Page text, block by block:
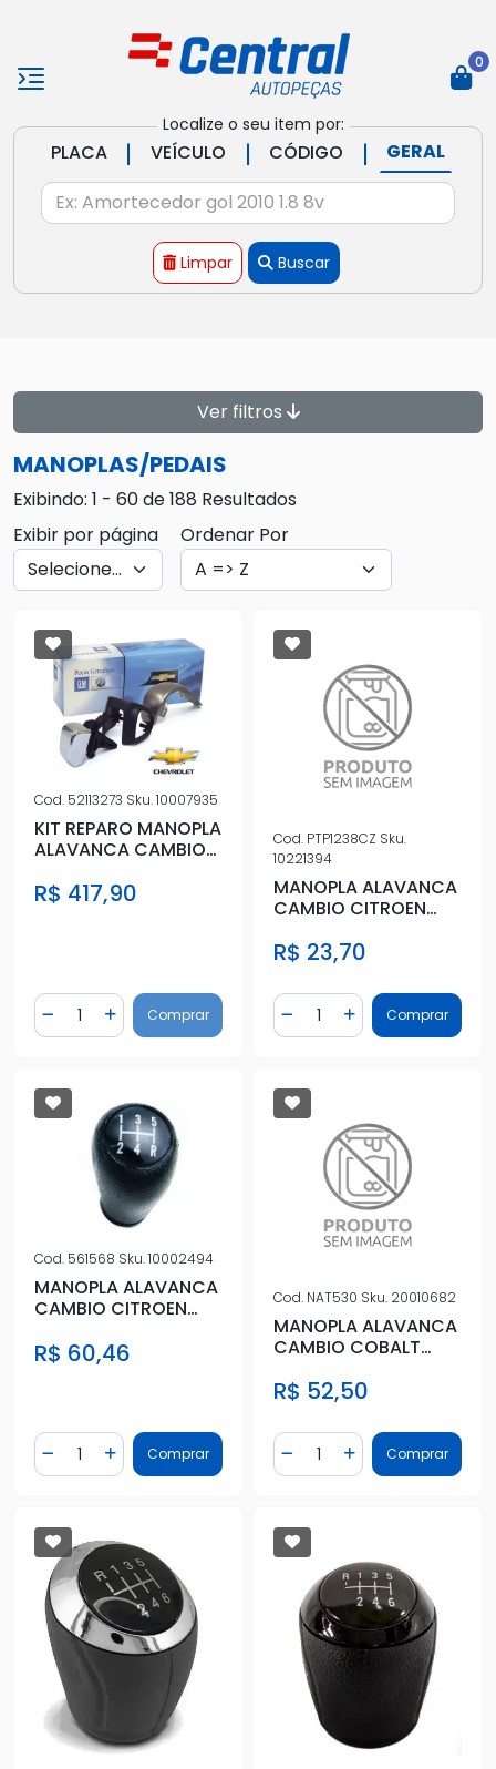
Localize o seu item por:
PLACA | VEÍCULO | CÓDIGO | GERAL
Limpar Buscar
0
Ver filtros
MANOPLAS/PEDAIS
Exibindo: 1 - 60 de 188 Resultados
Exibir por página
Ordenar Por
Cod. 52113273 Sku.10007935
KIT REPARO MANOPLA
ALAVANCA CAMBIO
AUTOMATI
R$ 417,90
Diminuir Quantidade
Quantidade
Adicionar Quantidade
Comprar
Cod. PTP1238CZ Sku.
10221394
MANOPLA ALAVANCA
CAMBIO CITROEN
R$ 23,70
Diminuir Quantidade
Quantidade
AdicionarComprar
Cod. 561568 Sku.10002494
MANOPLA ALAVANCA
CAMBIO CITROEN
PRETO
R$ 60,46
Diminuir Quantidade
Quantidade
Adicionar Quantidade
Comprar
Cod. NAT530 Sku. 20010682
MANOPLA ALAVANCA
CAMBIO COBALT
CROMADO PRESS
R$ 52,50
Diminuir Quantidade
Quantidade
AdicionarComprar